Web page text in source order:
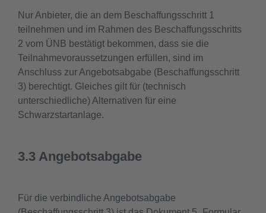
Nur Anbieter, die an dem Beschaffungsschritt 1
teilnehmen und im Rahmen des Beschaffungsschritts
2 vom ÜNB bestätigt bekommen, dass sie die
Teilnahmevoraussetzungen erfüllen, sind im
Anschluss zur Angebotsabgabe (Beschaffungsschritt
3) berechtigt. Gleiches gilt für (technisch
unterschiedliche) Alternativen für eine
Schwarzstartanlage.
3.3 Angebotsabgabe
Für die verbindliche Angebotsabgabe